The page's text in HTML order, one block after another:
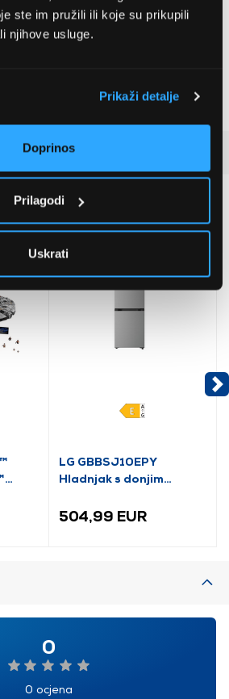
ste im pružili ili koje su prikupili
njihove usluge.
Prikaži detalje
Doprinos
Prilagodi
Uskrati
Kino, Star Wars, Svemir
za vas
LG GBBSJ10EPY
Hladnjak s donjim
504,99 EUR
0
0 ocjena